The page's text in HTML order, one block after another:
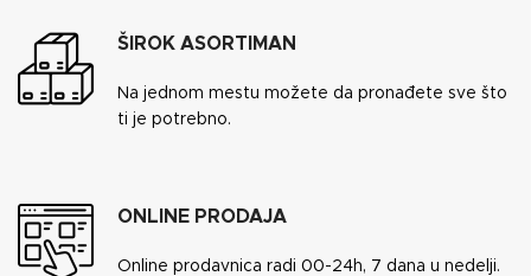
ŠIROK ASORTIMAN
Na jednom mestu možete da pronađete sve što
ti je potrebno.
ONLINE PRODAJA
Online prodavnica radi 00-24h, 7 dana u nedelji.